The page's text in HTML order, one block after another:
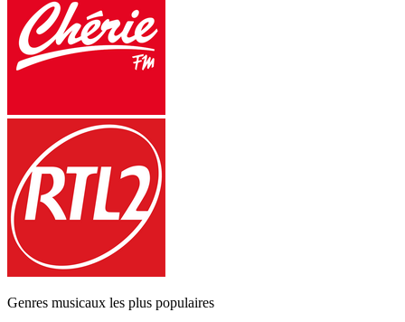
Genres musicaux les plus populaires